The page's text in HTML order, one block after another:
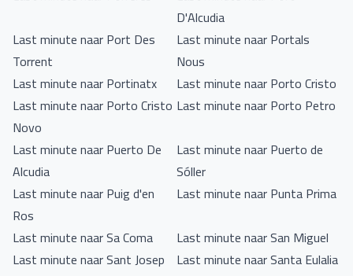
D'Alcudia
Last minute naar Port Des
Torrent
Last minute naar Portals
Nous
Last minute naar Portinatx
Last minute naar Porto Cristo
Last minute naar Porto Cristo
Novo
Last minute naar Porto Petro
Last minute naar Puerto De
Alcudia
Last minute naar Puerto de
Sóller
Last minute naar Puig d'en
Ros
Last minute naar Punta Prima
Last minute naar Sa Coma
Last minute naar San Miguel
Last minute naar Sant Josep Last minute naar Santa Eulalia